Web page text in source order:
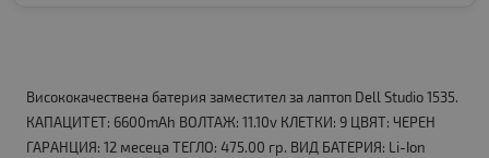
Висококачествена батерия заместител за лаптоп Dell Studio 1535.
КАПАЦИТЕТ: 6600mAh ВОЛТАЖ: 11.10v КЛЕТКИ: 9 ЦВЯТ: ЧЕРЕН
ГАРАНЦИЯ: 12 месеца ТЕГЛО: 475.00 гр. ВИД БАТЕРИЯ: Li-Ion